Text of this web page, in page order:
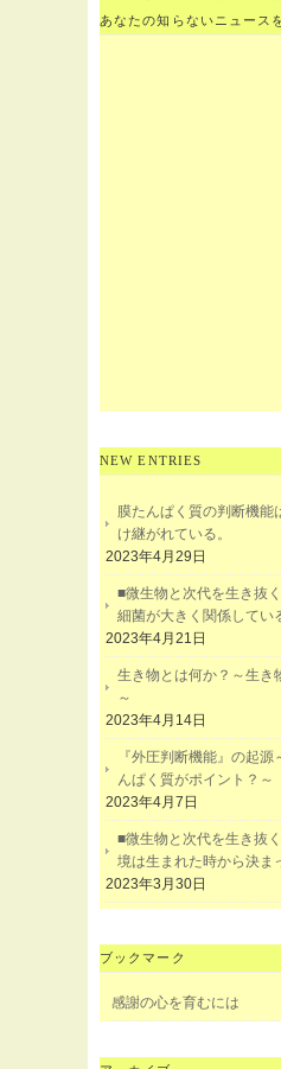
あなたの知らないニュース
NEW ENTRIES
膜たんぱく質の判断機能
け継がれている。
2023年4月29日
■微生物と次代を生き抜
細菌が大きく関係してい
2023年4月21日
生き物とは何か？～生き
～
2023年4月14日
『外圧判断機能』の起
んぱく質がポイント？～
2023年4月7日
■微生物と次代を生き抜
境は生まれた時から決ま
2023年3月30日
ブックマーク
感謝の心を育むには